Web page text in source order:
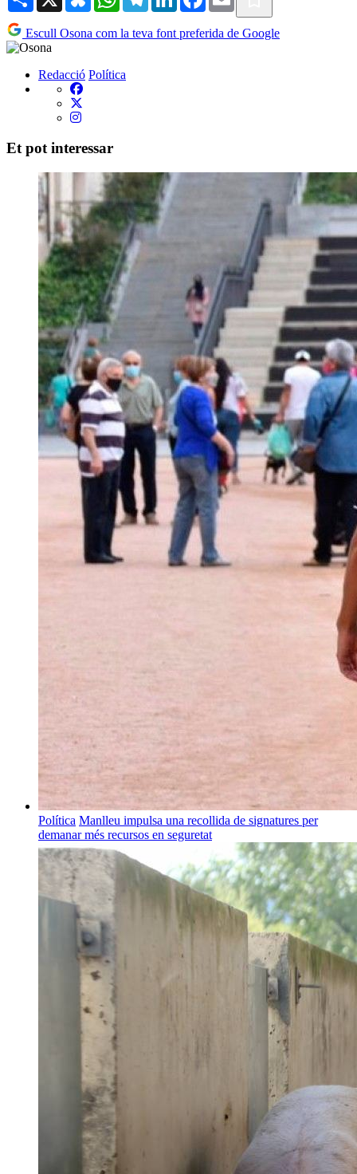
Escull Osona com la teva font preferida de Google
Redacció Política
Et pot interessar
Política Manlleu impulsa una recollida de signatures per
demanar més recursos en seguretat